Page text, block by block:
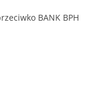
BANK BPH